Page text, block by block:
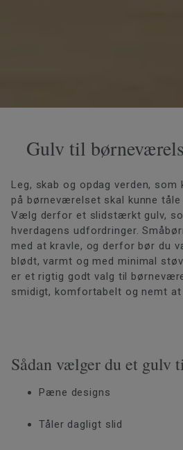
Gulv til
Leg, skab og opdag verden, som
på børneværelset skal kunne
Vælg derfor et slidstærkt gulv,
hverdagens udfordringer.
med at kravle, og derfor bør du
blødt, varmt og med minimal
er et rigtig godt valg til
smidigt, komfortabelt og nemt at
Sådan vælger du et gulv
Pæne designs
Tåler dagligt slid